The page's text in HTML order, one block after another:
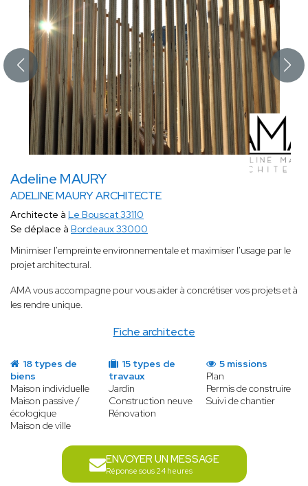
Adeline MAURY
ADELINE MAURY ARCHITECTE
Fiche architecte
Architecte à Le Bouscat 33110
Se déplace à Bordeaux 33000
Minimiser l'empreinte environnementale et maximiser l'usage par le
projet architectural.
AMA vous accompagne pour vous aider à concrétiser vos projets et à
les rendre unique.
18 types de
biens
Maison individuelle
Maison passive /
écologique
Maison de ville
15 types de
travaux
Jardin
Construction neuve
Rénovation
5 missions
Plan
Permis de construire
Suivi de chantier
ENVOYER UN MESSAGE
Réponse sous 24 heures